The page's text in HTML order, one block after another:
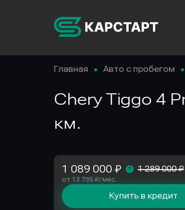
Главная Авто с пробегом
Chery Tiggo 4
км.
1 089 000 ₽ 1 289 000 ₽
от 13 735 ₽/ мес.
Купить в кредит